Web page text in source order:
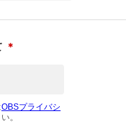
＊
OBSプライバシ
。